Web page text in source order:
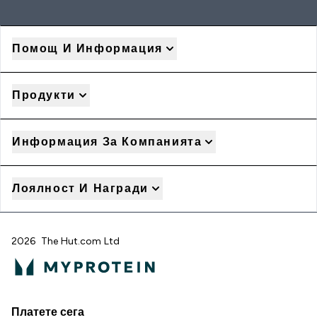
Помощ И Информация
Продукти
Информация За Компанията
Лоялност И Награди
2026 The Hut.com Ltd
Платете сега